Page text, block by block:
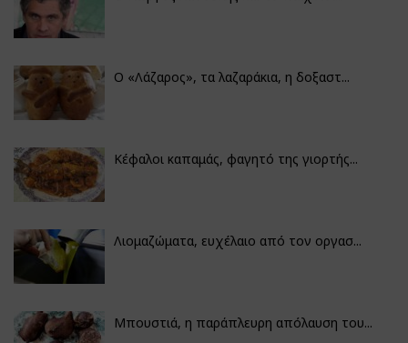
Ο «Λάζαρος», τα λαζαράκια, η δοξαστ...
Κέφαλοι καπαμάς, φαγητό της γιορτής...
Λιομαζώματα, ευχέλαιο από τον οργασ...
Μπουστιά, η παράπλευρη απόλαυση του...